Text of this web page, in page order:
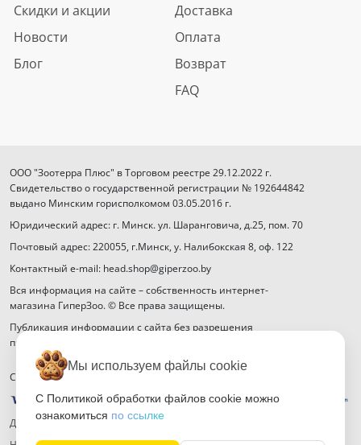
Скидки и акции
Новости
Блог
Доставка
Оплата
Возврат
FAQ
ООО "Зоотерра Плюс" в Торговом реестре 29.12.2022 г.
Свидетельство о государственной регистрации № 192644842
выдано Минским горисполкомом 03.05.2016 г.
Юридический адрес: г. Минск. ул. Шаранговича, д.25, пом. 70
Почтовый адрес: 220055, г.Минск, у. Налибокская 8, оф. 122
Контактный e-mail: head.shop@giperzoo.by
Вся информация на сайте – собственность интернет-
магазина ГиперЗоо. © Все права защищены.
Публикация информации с сайта без разрешения
правообладателя запрещена.
Способы оплаты
Договор публичной оферты
Мы используем файлы cookie
С Политикой обработки файлов cookie можно
ознакомиться по ссылке